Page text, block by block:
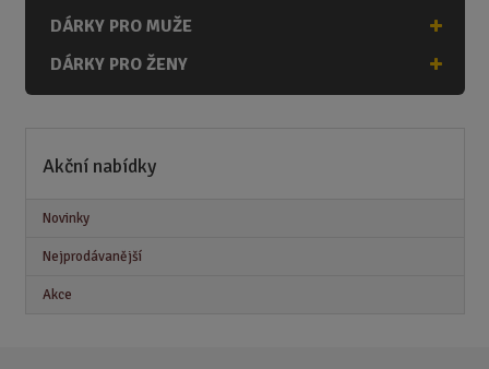
DÁRKY PRO MUŽE
DÁRKY PRO ŽENY
Akční nabídky
Novinky
Nejprodávanější
Akce